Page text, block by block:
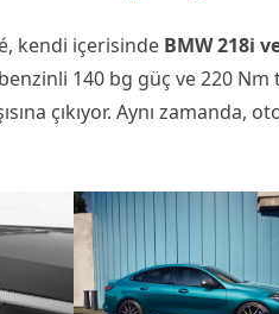
kendi içerisinde BMW 218i
140 bg güç ve 220
çıkıyor. Aynı zamanda,